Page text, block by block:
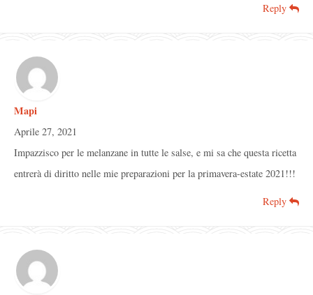
Reply
Mapi
Aprile 27, 2021
Impazzisco per le melanzane in tutte le salse, e mi sa che questa ricetta
entrerà di diritto nelle mie preparazioni per la primavera-estate 2021!!!
Reply